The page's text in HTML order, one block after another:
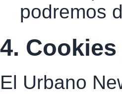
podremos
4.
El Urbano